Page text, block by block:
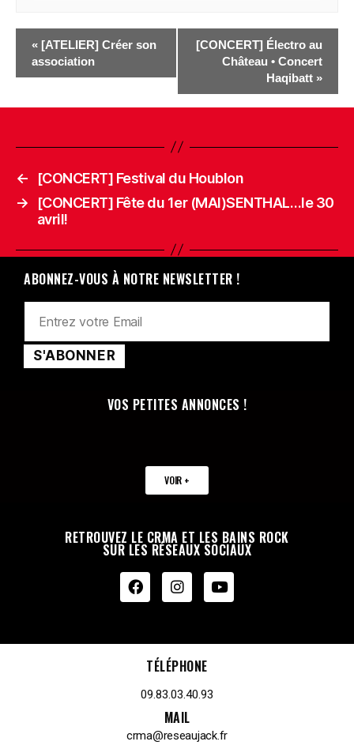
« [ATELIER] Créer son
association
[CONCERT] Électro au
Château • Concert
Haqibatt »
←
[CONCERT] Festival du Houblon
→
[CONCERT] Fête du 1er (MAI)SENTHAL…le 30
avril!
ABONNEZ-VOUS À NOTRE NEWSLETTER !
VOS PETITES ANNONCES !
VOIR +
RETROUVEZ LE CRMA ET LES BAINS ROCK
SUR LES RÉSEAUX SOCIAUX
TÉLÉPHONE
09.83.03.40.93
MAIL
crma@reseaujack.fr